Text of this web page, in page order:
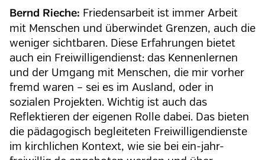
Bernd Rieche: Friedensarbeit ist immer Arbeit
mit Menschen und überwindet Grenzen, auch die
weniger sichtbaren. Diese Erfahrungen bietet
auch ein Freiwilligendienst: das Kennenlernen
und der Umgang mit Menschen, die mir vorher
fremd waren – sei es im Ausland, oder in
sozialen Projekten. Wichtig ist auch das
Reflektieren der eigenen Rolle dabei. Das bieten
die pädagogisch begleiteten Freiwilligendienste
im kirchlichen Kontext, wie sie bei ein-jahr-